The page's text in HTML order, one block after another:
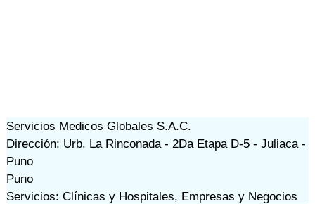
Servicios Medicos Globales S.A.C.
Dirección: Urb. La Rinconada - 2Da Etapa D-5 - Juliaca -
Puno
Puno
Servicios: Clínicas y Hospitales, Empresas y Negocios